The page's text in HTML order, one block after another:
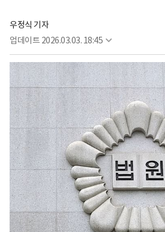
우정식 기자
업데이트 2026.03.03. 18:45